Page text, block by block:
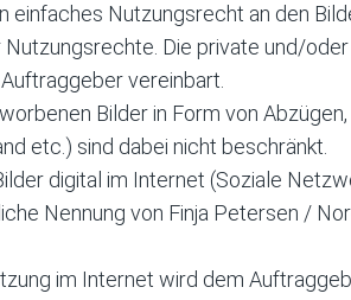
Nutzungsrecht an den
Die private und/
vereinbart.
Bilder in Form von
etc.) sind dabei nicht beschränkt.
digital im Internet (Soziale
Nennung von Finja Petersen /
im Internet wird dem